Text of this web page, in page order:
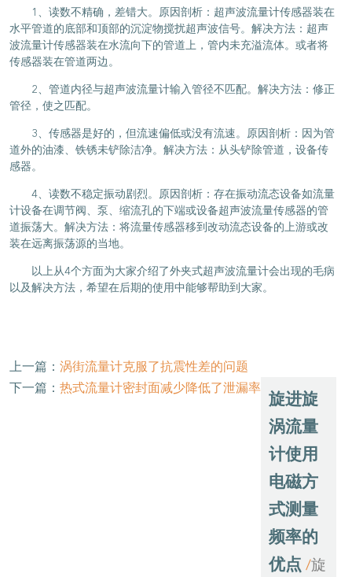
1、读数不精确，差错大。原因剖析：超声波流量计传感器装在
水平管道的底部和顶部的沉淀物搅扰超声波信号。解决方法：超声
波流量计传感器装在水流向下的管道上，管内未充溢流体。或者将
传感器装在管道两边。
2、管道内径与超声波流量计输入管径不匹配。解决方法：修正
管径，使之匹配。
3、传感器是好的，但流速偏低或没有流速。原因剖析：因为管
道外的油漆、铁锈未铲除洁净。解决方法：从头铲除管道，设备传
感器。
4、读数不稳定振动剧烈。原因剖析：存在振动流态设备如流量
计设备在调节阀、泵、缩流孔的下端或设备超声波流量传感器的管
道振荡大。解决方法：将流量传感器移到改动流态设备的上游或改
装在远离振荡源的当地。
以上从4个方面为大家介绍了外夹式超声波流量计会出现的毛病
以及解决方法，希望在后期的使用中能够帮助到大家。
上一篇： 涡街流量计克服了抗震性差的问题
下一篇： 热式流量计密封面减少降低了泄漏率 旋进旋
涡流量
计使用
电磁方
式测量
频率的
优点 /旋